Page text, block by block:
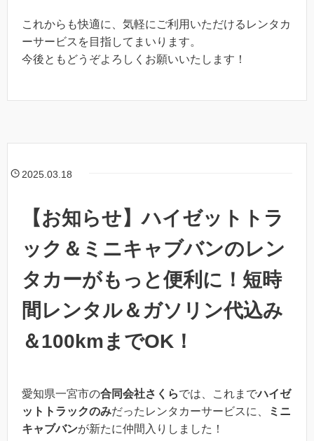
これからも快適に、気軽にご利用いただけるレンタカ
ーサービスを目指してまいります。
今後ともどうぞよろしくお願いいたします！
2025.03.18
【お知らせ】ハイゼットトラ
ック＆ミニキャブバンのレン
タカーがもっと便利に！短時
間レンタル＆ガソリン代込み
＆100kmまでOK！
愛知県一宮市の合同会社さくらでは、これまでハイゼ
ットトラックのみだったレンタカーサービスに、
ミニ
キャブバンが新たに仲間入りしました！